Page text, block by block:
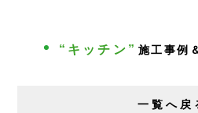
“キッチン” 施工事例
一覧へ戻